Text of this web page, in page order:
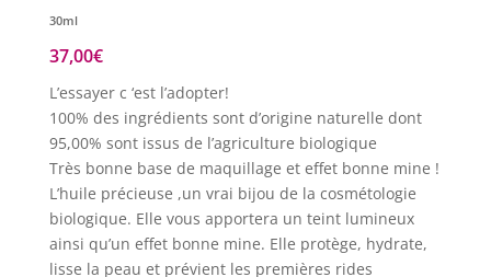
30ml
37,00€
L’essayer c ‘est l’adopter!
100% des ingrédients sont d’origine naturelle dont
95,00% sont issus de l’agriculture biologique
Très bonne base de maquillage et effet bonne mine !
L’huile précieuse ,un vrai bijou de la cosmétologie
biologique. Elle vous apportera un teint lumineux
ainsi qu’un effet bonne mine. Elle protège, hydrate,
lisse la peau et prévient les premières rides